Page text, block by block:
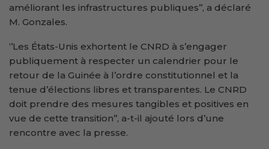
améliorant les infrastructures publiques’’, a déclaré
M. Gonzales.
‘’Les États-Unis exhortent le CNRD à s’engager
publiquement à respecter un calendrier pour le
retour de la Guinée à l’ordre constitutionnel et la
tenue d’élections libres et transparentes. Le CNRD
doit prendre des mesures tangibles et positives en
vue de cette transition’’, a-t-il ajouté lors d’une
rencontre avec la presse.